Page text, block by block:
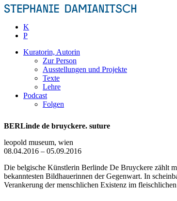
Zum
springen
K
P
Kuratorin, Autorin
Zur Person
Ausstellungen und Projekte
Texte
Lehre
Podcast
Folgen
BERLinde de bruyckere. suture
leopold museum, wien
08.04.2016 – 05.09.2016
Die belgische Künstlerin Berlinde De Bruyckere zählt
bekanntesten Bildhauerinnen der Gegenwart. In
Verankerung der menschlichen Existenz im